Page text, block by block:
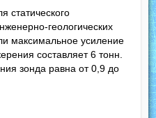
статического
геологических
максимальное усиление
составляет 6 тонн.
зонда равна от 0,9 до